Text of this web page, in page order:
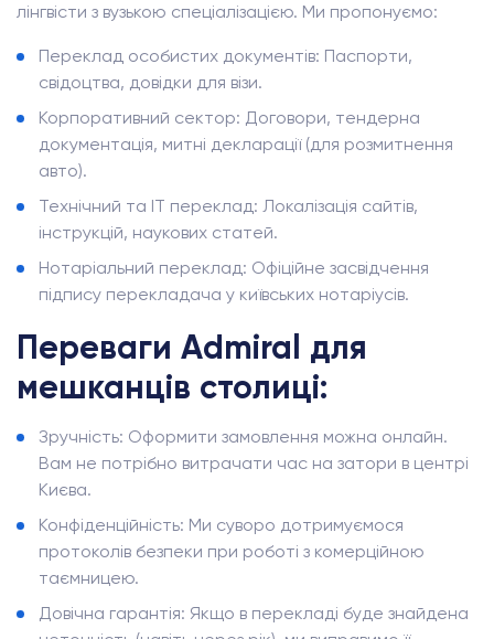
лінгвісти з вузькою спеціалізацією. Ми пропонуємо:
Переклад особистих документів: Паспорти,
свідоцтва, довідки для візи.
Корпоративний сектор: Договори, тендерна
документація, митні декларації (для розмитнення
авто).
Технічний та IT переклад: Локалізація сайтів,
інструкцій, наукових статей.
Нотаріальний переклад: Офіційне засвідчення
підпису перекладача у київських нотаріусів.
Переваги Admiral для
мешканців столиці:
Зручність: Оформити замовлення можна онлайн.
Вам не потрібно витрачати час на затори в центрі
Києва.
Конфіденційність: Ми суворо дотримуємося
протоколів безпеки при роботі з комерційною
таємницею.
Довічна гарантія: Якщо в перекладі буде знайдена